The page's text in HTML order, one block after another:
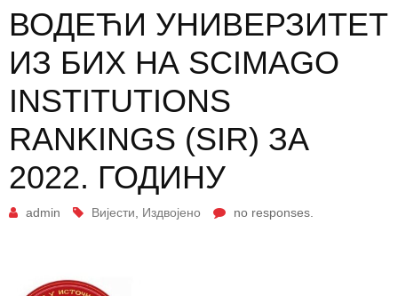
ВОДЕЋИ УНИВЕРЗИТЕТ
ИЗ БИХ НА SCIMAGO
INSTITUTIONS
RANKINGS (SIR) ЗА
2022. ГОДИНУ
admin Вијести Издвојено no responses.